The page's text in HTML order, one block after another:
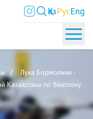
ҚазРусEng
Лука Бормолини -
Казахстана по биатлону